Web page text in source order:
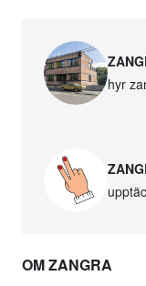
hyr
OM ZANGRA